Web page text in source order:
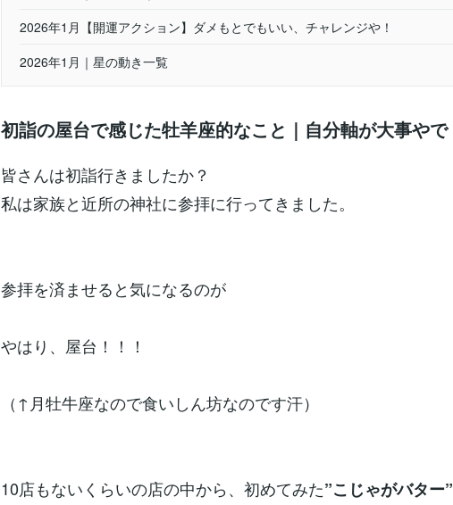
2026年1月【開運アクション】ダメもとでもいい、チャレンジや！
2026年1月｜星の動き一覧
初詣の屋台で感じた牡羊座的なこと｜自分軸が大事やで
皆さんは初詣行きましたか？
私は家族と近所の神社に参拝に行ってきました。
参拝を済ませると気になるのが
やはり、屋台！！！
（↑月牡牛座なので食いしん坊なのです汗）
10店もないくらいの店の中から、初めてみた”こじゃがバター”